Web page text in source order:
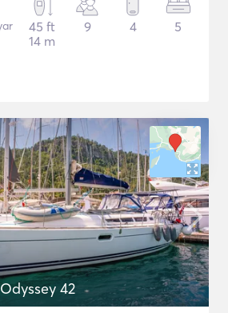
45 ft
14 m
9 4 5
42